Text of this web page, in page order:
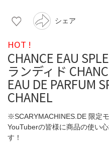
シェア
HOT !
CHANCE EAU
ランディド
EAU DE PARFUM
CHANEL
※SCARYMACHINES.DE 限定
YouTuberの皆様に商品の使い
す！